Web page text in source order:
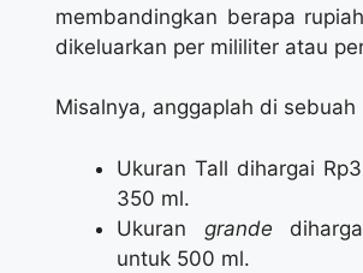
membandingkan berapa
dikeluarkan per mililiter atau
Misalnya, anggaplah di sebuah
Ukuran Tall dihargai
350 ml.
Ukuran grande
untuk 500 ml.